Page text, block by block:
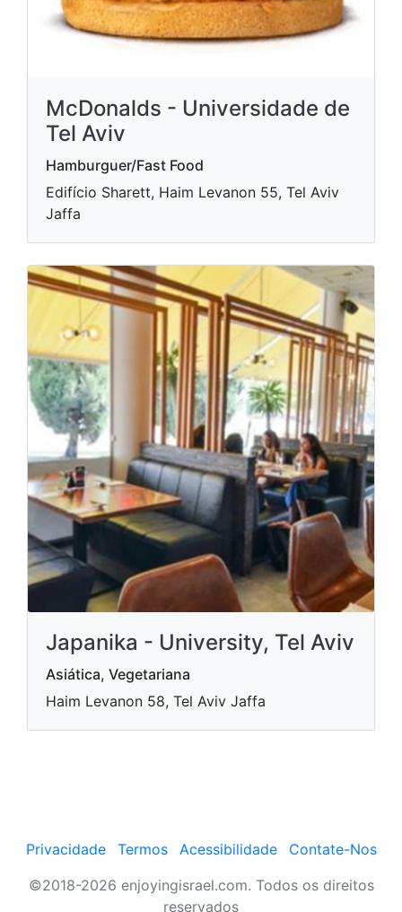
McDonalds - Universidade de
Tel Aviv
Hamburguer/Fast Food
Edifício Sharett, Haim Levanon 55, Tel Aviv
Jaffa
Japanika - University, Tel Aviv
Asiática, Vegetariana
Haim Levanon 58, Tel Aviv Jaffa
Privacidade Termos Acessibilidade
Contate-Nos
©2018-2026 enjoyingisrael.com. Todos os direitos
reservados